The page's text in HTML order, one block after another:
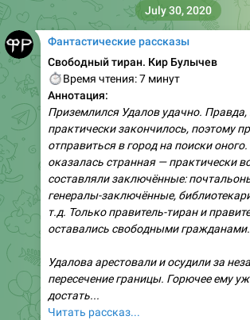
Фантастические рассказы
Свободный тиран. Кир Булычев
Время чтения: 7 минут
Аннотация:
Приземлился Удалов удачно. Правда,
практически закончилось, поэтому
отправиться в город на поиски
оказалась странная — практически
составляли заключённые:
генералы-заключённые,
т.д. Только правитель-тиран и
оставались свободными гражданами.
Удалова арестовали и осудили за
пересечение границы. Горючее ему
достать...
Читать рассказ...
July 30, 2020